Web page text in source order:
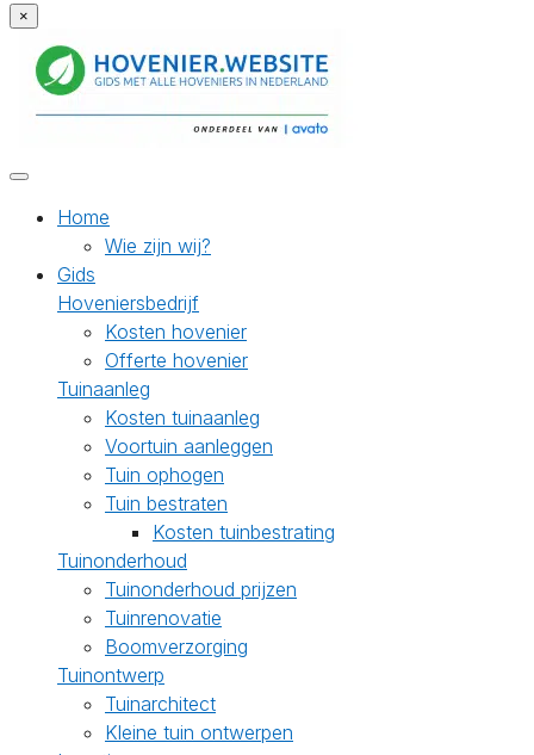
×
Home
Wie zijn wij?
Gids
Hoveniersbedrijf
Kosten hovenier
Offerte hovenier
Tuinaanleg
Kosten tuinaanleg
Voortuin aanleggen
Tuin ophogen
Tuin bestraten
Kosten tuinbestrating
Tuinonderhoud
Tuinonderhoud prijzen
Tuinrenovatie
Boomverzorging
Tuinontwerp
Tuinarchitect
Kleine tuin ontwerpen